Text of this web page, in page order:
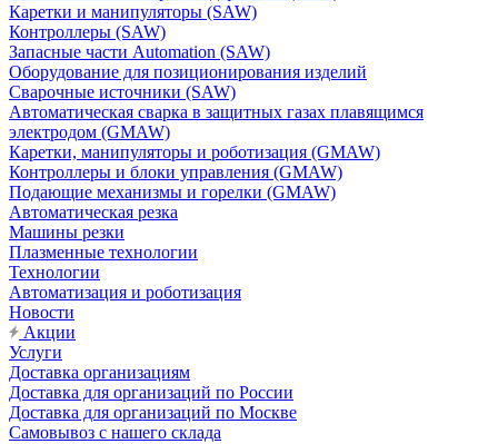
Каретки и манипуляторы (SAW)
Контроллеры (SAW)
Запасные части Automation (SAW)
Оборудование для позиционирования изделий
Сварочные источники (SAW)
Автоматическая сварка в защитных газах плавящимся
электродом (GMAW)
Каретки, манипуляторы и роботизация (GMAW)
Контроллеры и блоки управления (GMAW)
Подающие механизмы и горелки (GMAW)
Автоматическая резка
Машины резки
Плазменные технологии
Технологии
Автоматизация и роботизация
Новости
Акции
Услуги
Доставка организациям
Доставка для организаций по России
Доставка для организаций по Москве
Самовывоз с нашего склада